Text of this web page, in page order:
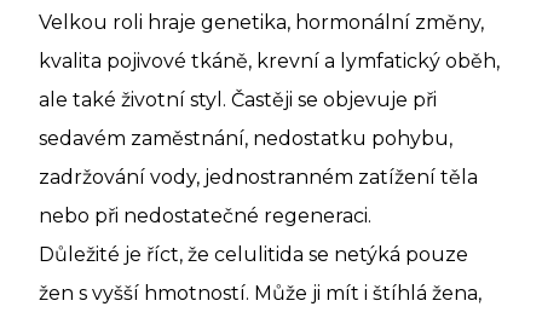
Velkou roli hraje genetika, hormonální změny,
kvalita pojivové tkáně, krevní a lymfatický oběh,
ale také životní styl. Častěji se objevuje při
sedavém zaměstnání, nedostatku pohybu,
zadržování vody, jednostranném zatížení těla
nebo při nedostatečné regeneraci.
Důležité je říct, že celulitida se netýká pouze
žen s vyšší hmotností. Může ji mít i štíhlá žena,